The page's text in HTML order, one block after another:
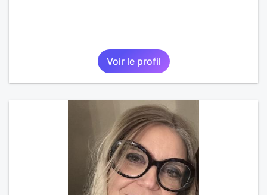
Voir le profil